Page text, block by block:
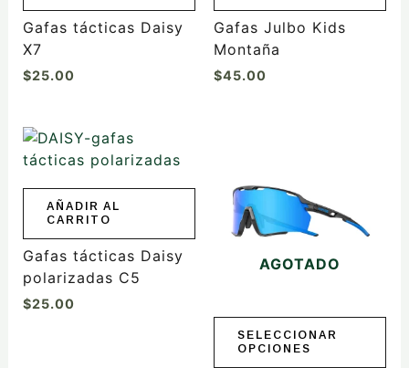
Gafas tácticas Daisy
X7
$25.00
Gafas Julbo Kids
Montaña
$45.00
AÑADIR AL
CARRITO
Gafas tácticas Daisy
polarizadas C5
$25.00
AGOTADO
SELECCIONAR
OPCIONES
tiene
múltiples
variantes.
opciones
pueden
elegir